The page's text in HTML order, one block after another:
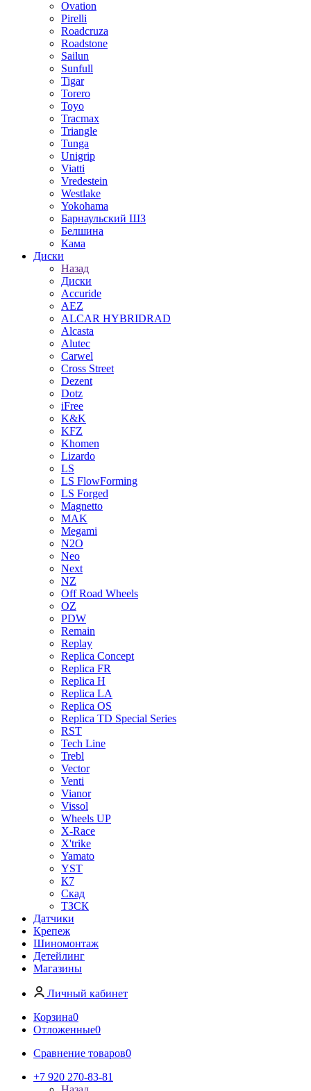
Ovation
Pirelli
Roadcruza
Roadstone
Sailun
Sunfull
Tigar
Torero
Toyo
Tracmax
Triangle
Tunga
Unigrip
Viatti
Vredestein
Westlake
Yokohama
Барнаульский ШЗ
Белшина
Кама
Диски
Назад
Диски
Accuride
AEZ
ALCAR HYBRIDRAD
Alcasta
Alutec
Carwel
Cross Street
Dezent
Dotz
iFree
K&K
KFZ
Khomen
Lizardo
LS
LS FlowForming
LS Forged
Magnetto
MAK
Megami
N2O
Neo
Next
NZ
Off Road Wheels
OZ
PDW
Remain
Replay
Replica Concept
Replica FR
Replica H
Replica LA
Replica OS
Replica TD Special Series
RST
Tech Line
Trebl
Vector
Venti
Vianor
Vissol
Wheels UP
X-Race
X'trike
Yamato
YST
К7
Скад
ТЗСК
Датчики
Крепеж
Шиномонтаж
Детейлинг
Магазины
Личный кабинет
Корзина0
Отложенные0
Сравнение товаров0
+7 920 270-83-81